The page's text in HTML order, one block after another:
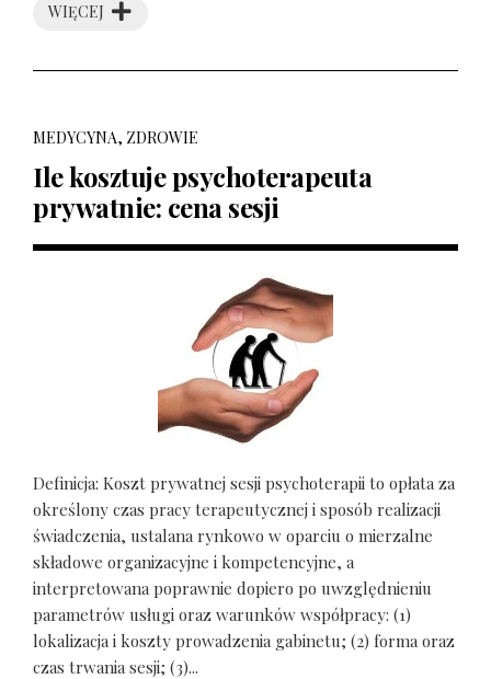
WIĘCEJ
MEDYCYNA, ZDROWIE
Ile kosztuje psychoterapeuta
prywatnie: cena sesji
Definicja: Koszt prywatnej sesji psychoterapii to opłata za
określony czas pracy terapeutycznej i sposób realizacji
świadczenia, ustalana rynkowo w oparciu o mierzalne
składowe organizacyjne i kompetencyjne, a
interpretowana poprawnie dopiero po uwzględnieniu
parametrów usługi oraz warunków współpracy: (1)
lokalizacja i koszty prowadzenia gabinetu; (2) forma oraz
czas trwania sesji; (3)...